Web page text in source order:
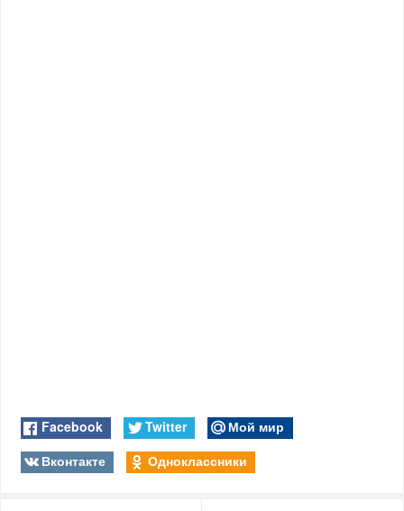
Facebook Twitter
Мой мир
Вконтакте
Одноклассники